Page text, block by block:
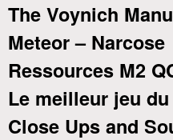
The Voynich
Meteor – Narcose
Ressources M2
Le meilleur jeu
Close Ups and